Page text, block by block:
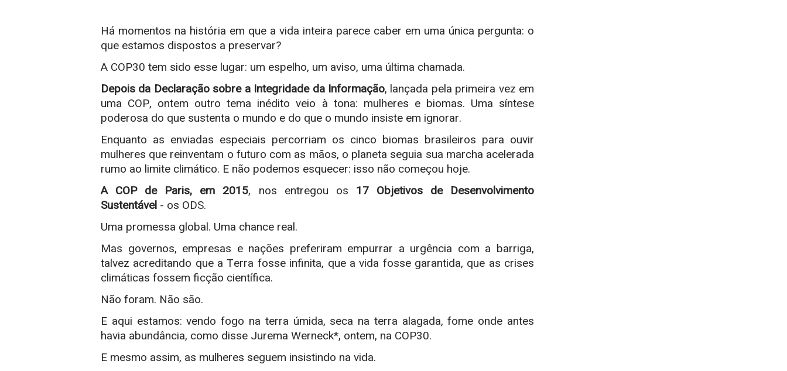
Há momentos na história em que a vida inteira parece caber em uma única pergunta: o
que estamos dispostos a preservar?
A COP30 tem sido esse lugar: um espelho, um aviso, uma última chamada.
Depois da Declaração sobre a Integridade da Informação, lançada pela primeira vez em
uma COP, ontem outro tema inédito veio à tona: mulheres e biomas. Uma síntese
poderosa do que sustenta o mundo e do que o mundo insiste em ignorar.
Enquanto as enviadas especiais percorriam os cinco biomas brasileiros para ouvir
mulheres que reinventam o futuro com as mãos, o planeta seguia sua marcha acelerada
rumo ao limite climático. E não podemos esquecer: isso não começou hoje.
A COP de Paris, em 2015, nos entregou os 17 Objetivos de Desenvolvimento
Sustentável - os ODS.
Uma promessa global. Uma chance real.
Mas governos, empresas e nações preferiram empurrar a urgência com a barriga,
talvez acreditando que a Terra fosse infinita, que a vida fosse garantida, que as crises
climáticas fossem ficção científica.
Não foram. Não são.
E aqui estamos: vendo fogo na terra úmida, seca na terra alagada, fome onde antes
havia abundância, como disse Jurema Werneck*, ontem, na COP30.
E mesmo assim, as mulheres seguem insistindo na vida.